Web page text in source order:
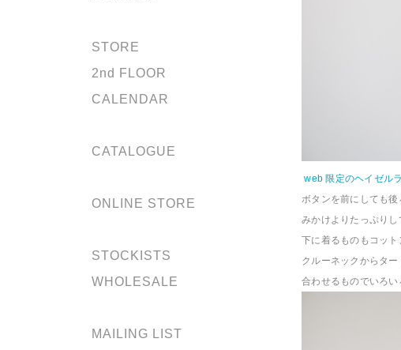
STORE
2nd FLOOR
CALENDAR
CATALOGUE
ONLINE STORE
STOCKISTS
WHOLESALE
MAILING LIST
web 限定のヘイゼル
ボタンを前にしても後
みかけよりたっぷり
下に着るものもコット
クルーネックからター
合わせるものでいろい